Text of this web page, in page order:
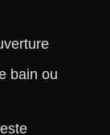
bain ou